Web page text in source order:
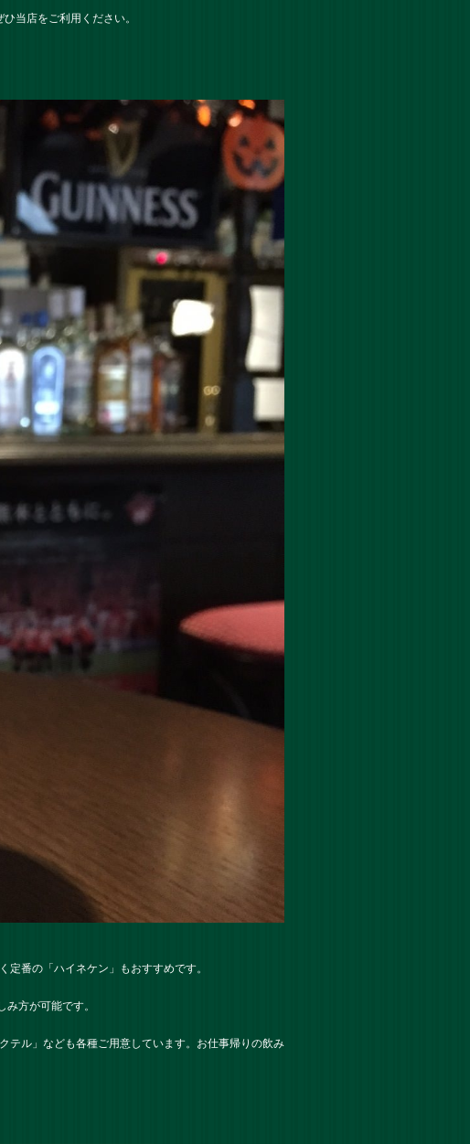
当店をご利用ください。
番の「ハイネケン」もおすすめです。
方が可能です。
テル」なども各種ご用意しています。お仕事帰りの飲み